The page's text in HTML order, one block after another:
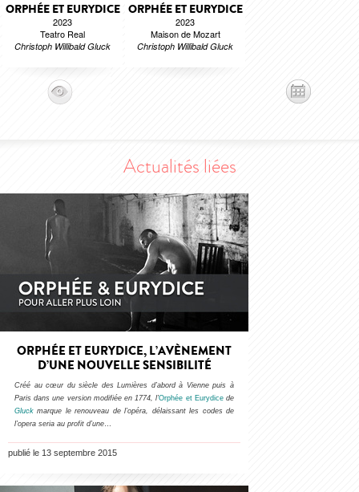
ORPHÉE ET EURYDICE
2023
Teatro Real
Christoph Willibald Gluck
ORPHÉE ET EURYDICE
2023
Maison de Mozart
Christoph Willibald Gluck
Actualités liées
ORPHÉE ET EURYDICE, L’AVÈNEMENT
D’UNE NOUVELLE SENSIBILITÉ
Créé au cœur du siècle des Lumières d’abord à Vienne puis à
Paris dans une version modifiée en 1774, l’Orphée et Eurydicede
Gluck marque le renouveau de l’opéra, délaissant les codes de
l’opera seria au profit d’une
publié le 13 septembre 2015